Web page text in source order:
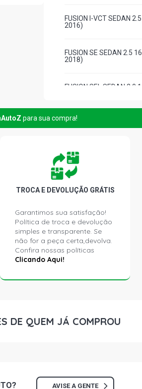
FUSION I-VCT SEDAN
2016)
FUSION SE SEDAN 2.5
2018)
FUSION SEL SEDAN 2.0
FUSION TITANIUM AWD
ECOBOOST GASOLINA
FUSION TITANIUM
145CV/88KW GASO/
FUSION TITANIUM FWD
ECOBOOST GASOLINA
FUSION SE SEDAN 2.5
2019)
AutoZ para sua compra!
TROCA E DEVOLUÇÃO GRÁTIS
Garantimos sua satisfação!
Política de troca e devolução
simples e transparente. Se
não for a peça certa,devolva.
Confira nossas políticas
Clicando Aqui!
DE QUEM JÁ COMPROU
AVISE A GENTE